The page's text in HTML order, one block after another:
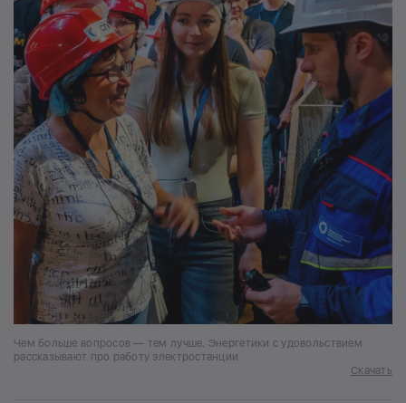
Чем больше вопросов — тем лучше. Энергетики с удовольствием
рассказывают про работу электростанции
Скачать